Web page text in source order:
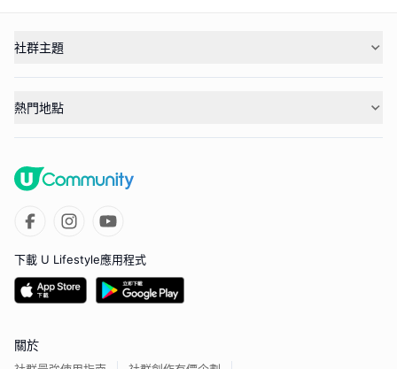
社群主題
熱門地點
下載 U Lifestyle應用程式
關於